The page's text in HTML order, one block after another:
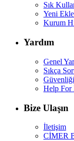
Sık
Yeni
Kurum
Yardım
Genel
Sıkça
Help For
Bize Ulaşın
İletişim
CİMER